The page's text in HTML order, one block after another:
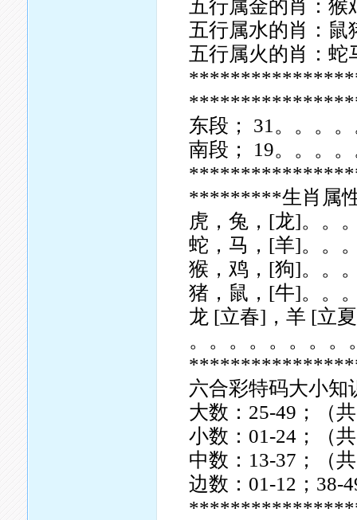
五行属金的肖：猴
五行属水的肖：鼠
五行属火的肖：蛇
东段； 31。。。
南段； 19。。。
*********生肖属
虎，兔，[龙]。。
蛇，马，[羊]。。
猴，鸡，[狗]。。
猪，鼠，[牛]。。
龙 [立春]，羊 [立
。。。。。。。。
六合彩特码大小知
大数：25-49；（
小数：01-24；（
中数：13-37；（
边数：01-12；38-